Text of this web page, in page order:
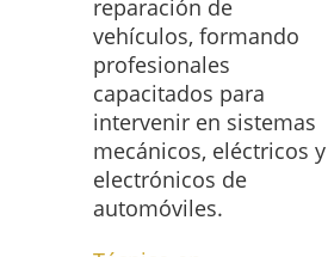
reparación de
vehículos, formando
profesionales
capacitados para
intervenir en sistemas
mecánicos, eléctricos y
electrónicos de
automóviles.